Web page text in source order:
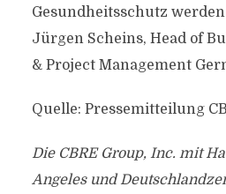
Gesundheitsschutz werden
Jürgen Scheins, Head of
& Project Management
Quelle: Pressemitteilung
Die CBRE Group, Inc. mit
Angeles und